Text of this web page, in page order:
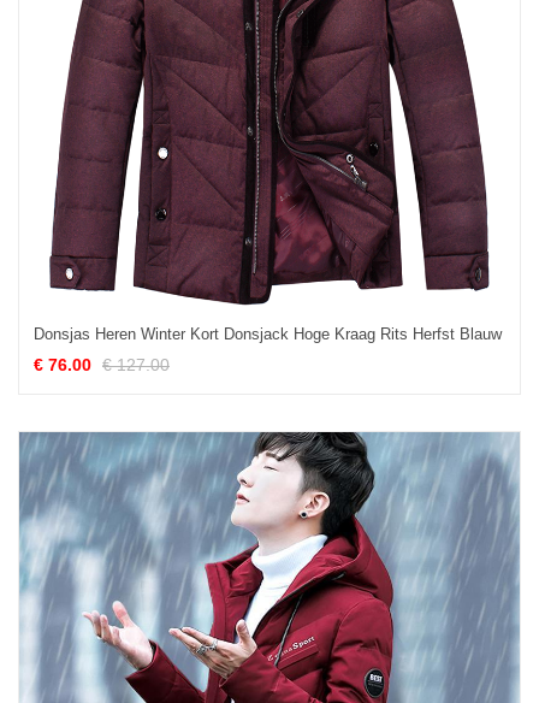
Donsjas Heren Winter Kort Donsjack Hoge Kraag Rits Herfst Blauw
€ 76.00 € 127.00